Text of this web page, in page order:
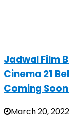
Jadwal Film
Cinema 21
Coming
March 20, 2022